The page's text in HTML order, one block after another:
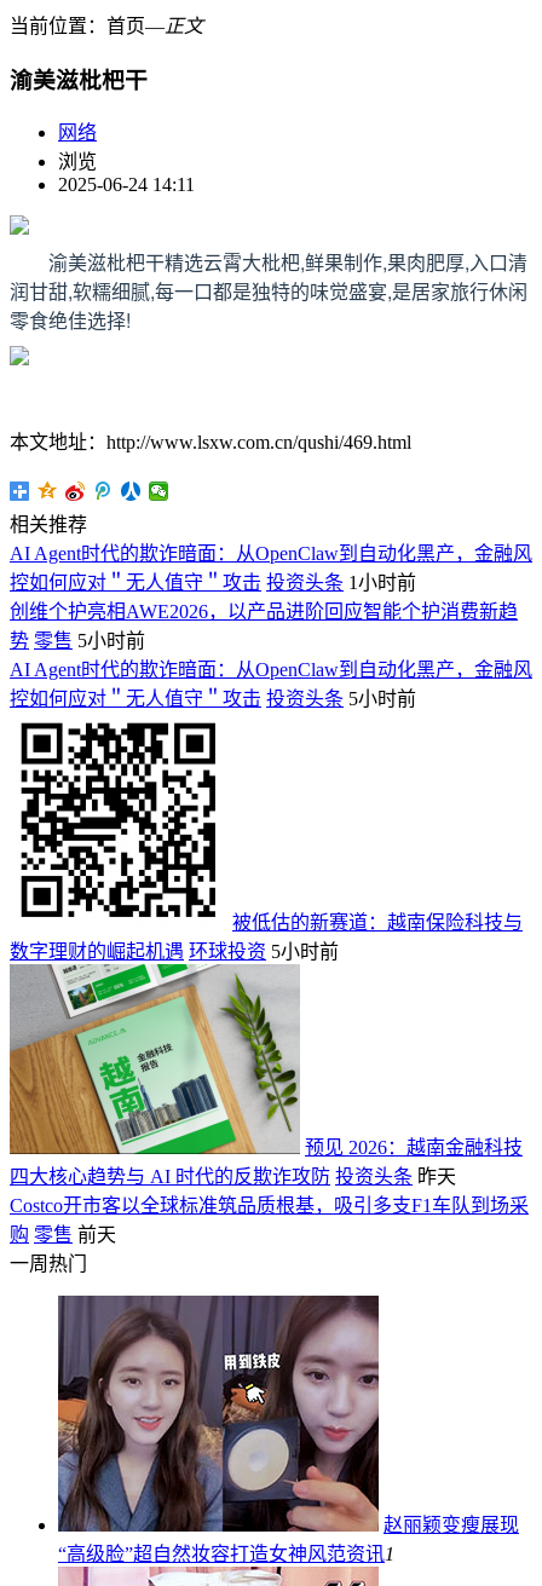
当前位置： 首页―正文
渝美滋枇杷干
网络
浏览
2025-06-24 14:11
渝美滋枇杷干精选云霄大枇杷,鲜果制作,果肉肥厚,入口清
润甘甜,软糯细腻,每一口都是独特的味觉盛宴,是居家旅行休闲
零食绝佳选择!
本文地址：http://www.lsxw.com.cn/qushi/469.html
相关推荐
AI Agent时代的欺诈暗面：从OpenClaw到自动化黑产，金融风
控如何应对＂无人值守＂攻击 投资头条 1小时前
创维个护亮相AWE2026，以产品进阶回应智能个护消费新趋
势 零售 5小时前
AI Agent时代的欺诈暗面：从OpenClaw到自动化黑产，金融风
控如何应对＂无人值守＂攻击 投资头条 5小时前
被低估的新赛道：越南保险科技与
数字理财的崛起机遇 环球投资 5小时前
预见 2026：越南金融科技
四大核心趋势与 AI 时代的反欺诈攻防 投资头条 昨天
Costco开市客以全球标准筑品质根基，吸引多支F1车队到场采
购 零售 前天
一周热门
赵丽颖变瘦展现
“高级脸”超自然妆容打造女神风范资讯1